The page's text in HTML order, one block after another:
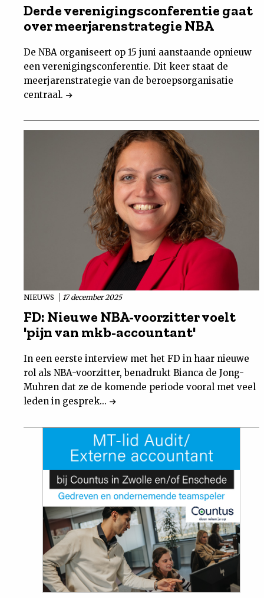
Derde verenigingsconferentie gaat
over meerjarenstrategie NBA
De NBA organiseert op 15 juni aanstaande opnieuw
een verenigingsconferentie. Dit keer staat de
meerjarenstrategie van de beroepsorganisatie
centraal.
NIEUWS 17 december 2025
FD: Nieuwe NBA-voorzitter voelt
'pijn van mkb-accountant'
In een eerste interview met het FD in haar nieuwe
rol als NBA-voorzitter, benadrukt Bianca de Jong-
Muhren dat ze de komende periode vooral met veel
leden in gesprek...